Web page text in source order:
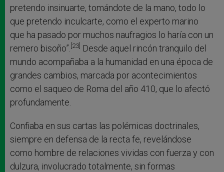
pretendo insinuarte, tomándote de la mano, todo lo
que pretendo inculcarte, como el experto marino
que ha pasado por muchos naufragios lo haría con un
remero bisoño”. [23] Desde aquel rincón tranquilo del
mundo acompañaba a la humanidad en una época de
grandes cambios, marcada por acontecimientos
como el saqueo de Roma del año 410, que lo afectó
profundamente.
Confiaba en sus cartas las polémicas doctrinales,
siempre en defensa de la recta fe, revelándose
como hombre de relaciones vividas con fuerza y con
dulzura, involucrado totalmente, sin formas